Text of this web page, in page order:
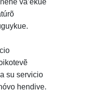
va’ekue
su servicio
hendive.